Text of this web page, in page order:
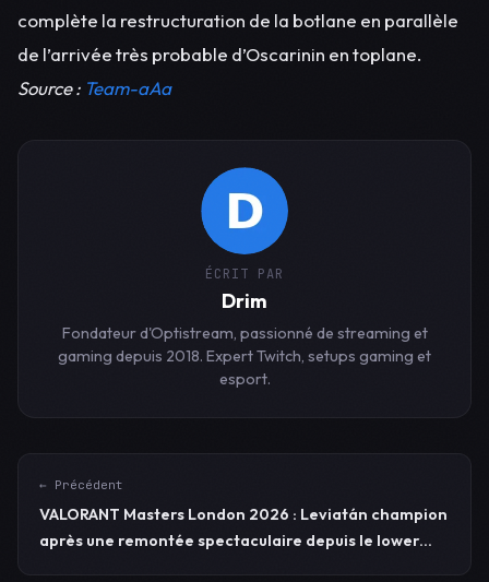
complète la restructuration de la botlane en parallèle
de l’arrivée très probable d’Oscarinin en toplane.
Source : Team-aAa
ÉCRIT PAR
Drim
Fondateur d'Optistream, passionné de streaming et
gaming depuis 2018. Expert Twitch, setups gaming et
esport.
← Précédent
VALORANT Masters London 2026 : Leviatán champion
après une remontée spectaculaire depuis le lower